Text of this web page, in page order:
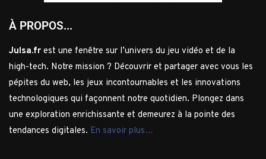
À PROPOS...
Julsa.fr est une fenêtre sur l’univers du jeu vidéo et de la
high-tech. Notre mission ? Découvrir et partager avec vous les
pépites du web, les jeux incontournables et les innovations
technologiques qui façonnent notre quotidien. Plongez dans
une exploration enrichissante et demeurez à la pointe des
tendances digitales. En savoir plus…